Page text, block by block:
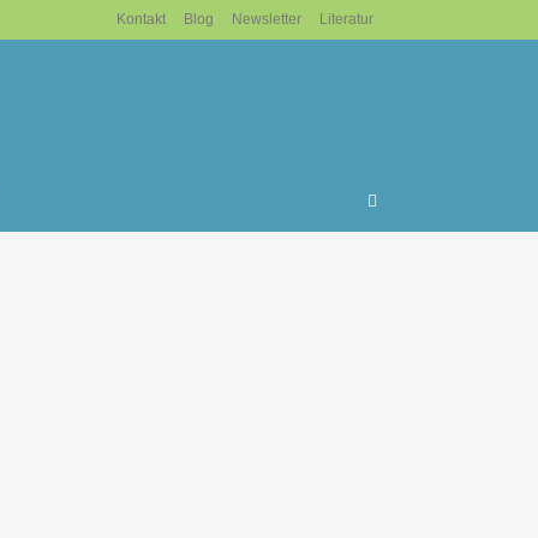
Kontakt Blog Newsletter Literatur